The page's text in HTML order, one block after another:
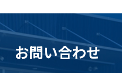
お問い合わせ